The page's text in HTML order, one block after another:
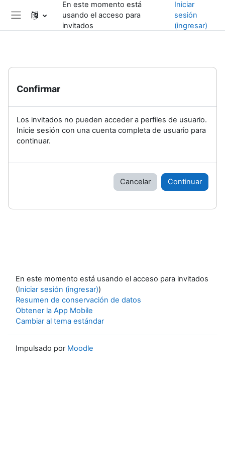
Saltar al contenido principal
Pánel lateral
En este momento está
usando el acceso para
invitados
Iniciar
sesión
(ingresar)
Confirmar
Los invitados no pueden acceder a perfiles de usuario.
Inicie sesión con una cuenta completa de usuario para
continuar.
Cancelar Continuar
En este momento está usando el acceso para invitados
(Iniciar sesión (ingresar))
Resumen de conservación de datos
Obtener la App Mobile
Cambiar al tema estándar
Impulsado por Moodle